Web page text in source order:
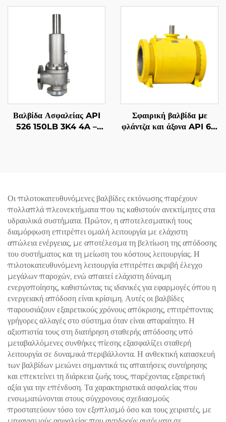
για πετρέλαιο & αέριο/
εξαρτήματα
εγκαταστάσεων
Βαλβίδα Ασφαλείας API
526 150LB 3K4 4A –
Νερό, για Ναυπηγεία,
Πετρέλαιο σε Θαλάσσιες
Εγκαταστάσεις & Μονάδες
Αφαλάτωσης
Σφαιρική βαλβίδα με
φλάντζα και άξονα API 6D
Οι πιλοτοκατευθυνόμενες βαλβίδες εκτόνωσης παρέχουν
πολλαπλά πλεονεκτήματα που τις καθιστούν ανεκτίμητες στα
υδραυλικά συστήματα. Πρώτον, η αποτελεσματική τους
διαμόρφωση επιτρέπει ομαλή λειτουργία με ελάχιστη
απώλεια ενέργειας, με αποτέλεσμα τη βελτίωση της απόδοσης
του συστήματος και τη μείωση του κόστους λειτουργίας. Η
πιλοτοκατευθυνόμενη λειτουργία επιτρέπει ακριβή έλεγχο
μεγάλων παροχών, ενώ απαιτεί ελάχιστη δύναμη
ενεργοποίησης, καθιστώντας τις ιδανικές για εφαρμογές όπου η
ενεργειακή απόδοση είναι κρίσιμη. Αυτές οι βαλβίδες
παρουσιάζουν εξαιρετικούς χρόνους απόκρισης, επιτρέποντας
γρήγορες αλλαγές στο σύστημα όταν είναι απαραίτητο. Η
αξιοπιστία τους στη διατήρηση σταθερής απόδοσης υπό
μεταβαλλόμενες συνθήκες πίεσης εξασφαλίζει σταθερή
λειτουργία σε δυναμικά περιβάλλοντα. Η ανθεκτική κατασκευή
των βαλβίδων μειώνει σημαντικά τις απαιτήσεις συντήρησης
και επεκτείνει τη διάρκεια ζωής τους, παρέχοντας εξαιρετική
αξία για την επένδυση. Τα χαρακτηριστικά ασφαλείας που
ενσωματώνονται στους σύγχρονους σχεδιασμούς
προστατεύουν τόσο τον εξοπλισμό όσο και τους χειριστές, με